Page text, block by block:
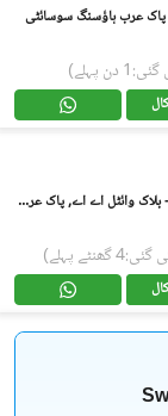
پہلے)
کال
پاک عرب ہاؤسنگ سوسائٹی فیز 2 - بلاک وائٹل اے اے, پاک عرب ہاؤسنگ سوسائٹی فیز 2
پہلے)
کال